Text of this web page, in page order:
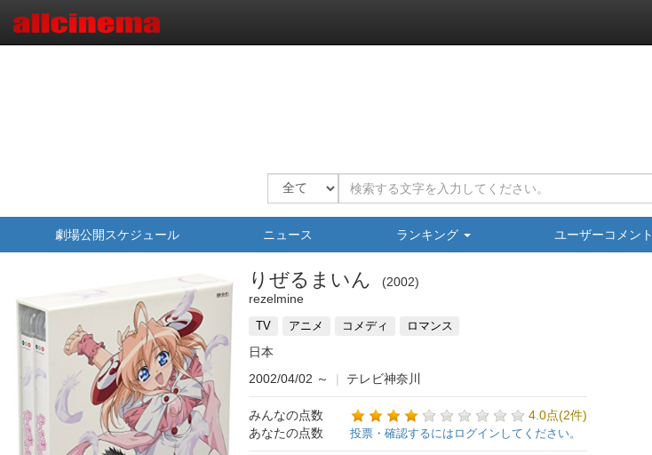
劇場公開スケジュール ニュース ランキング ユーザーコメント
りぜるまいん
2002
rezelmine
TV アニメ コメディ ロマンス
日本
2002/04/02 ～ | テレビ神奈川
みんなの点数
4.0点(2件)
あなたの点数
投票・確認するにはログインしてください。